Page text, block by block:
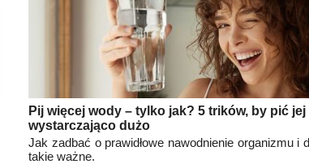
Pij więcej wody – tylko jak? 5 trików, by pić jej
wystarczająco dużo
Jak zadbać o prawidłowe nawodnienie organizmu i
takie ważne.